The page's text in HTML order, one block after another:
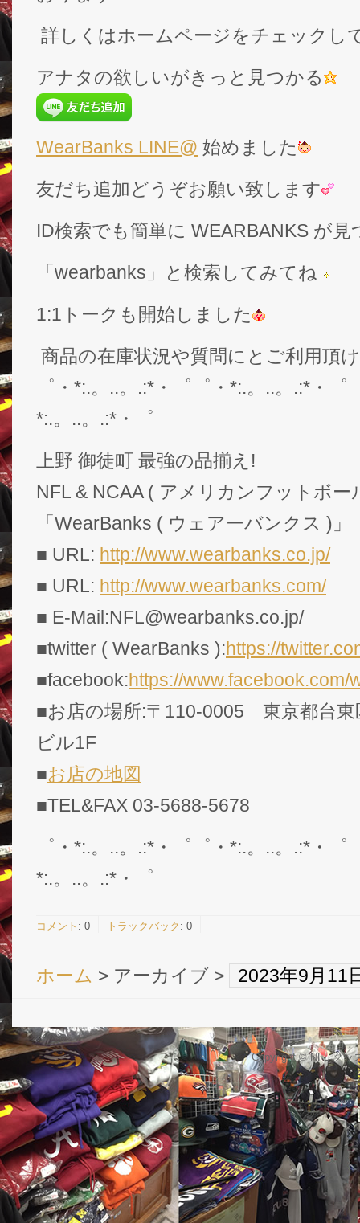
詳しくはホームページをチェックし
アナタの欲しいがきっと見つかる
WearBanks LINE@ 始めました
友だち追加どうぞお願い致します
ID検索でも簡単に WEARBANKS が
「wearbanks」と検索してみてね
1:1トークも開始しました
商品の在庫状況や質問にとご利用頂
゜・*:.。..。.:*・゜゜・*:.。..。.:*・
*:.。..。.:*・゜
上野 御徒町 最強の品揃え!
NFL & NCAA ( アメリカンフットボー
「WearBanks ( ウェアーバンクス )」
■ URL: http://www.wearbanks.co.jp/
■ URL: http://www.wearbanks.com/
■ E-Mail:NFL@wearbanks.co.jp/
■twitter ( WearBanks ):https://
■facebook:https://www.facebook.com/
■お店の場所:〒110-0005 東京都台
ビル1F
■お店の地図
■TEL&FAX 03-5688-5678
゜・*:.。..。.:*・゜゜・*:.。..。.:*・
*:.。..。.:*・゜
コメント : 0 トラックバック : 0
ホーム > アーカイブ > 2023年9月11
Copyright © NFL グッ